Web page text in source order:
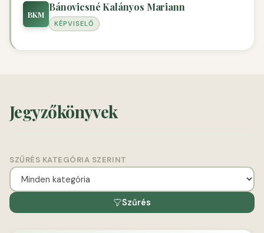
BKM
Bánovicsné Kalányos Mariann
KÉPVISELŐ
Jegyzőkönyvek
SZŰRÉS KATEGÓRIA SZERINT
Szűrés